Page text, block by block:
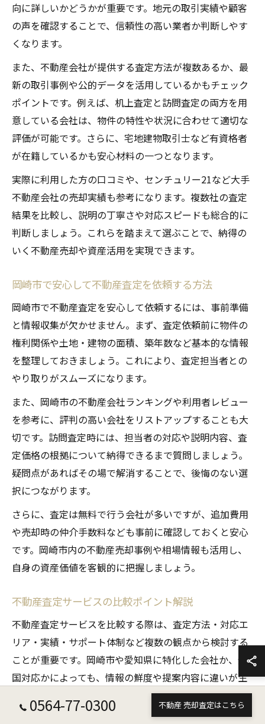
向に詳しいかどうかが重要です。地元の取引実績や顧客
の声を確認することで、信頼性の高い業者か判断しやす
くなります。
また、不動産会社が提供する査定方法が複数あるか、最
新の取引事例や公的データを活用しているかもチェック
ポイントです。例えば、机上査定と訪問査定の両方を用
意している会社は、物件の特性や状況に合わせて適切な
評価が可能です。さらに、宅地建物取引士など有資格者
が在籍しているかも安心材料の一つとなります。
実際に利用した方の口コミや、センチュリー21など大手
不動産会社の売却実績も参考になります。複数社の査定
結果を比較し、説明の丁寧さや対応スピードも総合的に
判断しましょう。これらを踏まえて選ぶことで、納得の
いく不動産売却や資産活用を実現できます。
岡崎市で安心して不動産査定を依頼する方法
岡崎市で不動産査定を安心して依頼するには、事前準備
と情報収集が欠かせません。まず、査定依頼前に物件の
権利関係や土地・建物の面積、築年数など基本的な情報
を整理しておきましょう。これにより、査定担当者との
やり取りがスムーズになります。
また、岡崎市の不動産会社ランキングや利用者レビュー
を参考に、評判の高い会社をリストアップすることも大
切です。訪問査定時には、担当者の対応や説明内容、査
定価格の根拠について納得できるまで質問しましょう。
疑問点があればその場で解消することで、後悔のない選
択につながります。
さらに、査定は無料で行う会社が多いですが、追加費用
や売却時の仲介手数料なども事前に確認しておくと安心
です。岡崎市内の不動産売却事例や相場情報も活用し、
自身の資産価値を客観的に把握しましょう。
不動産査定サービスの比較ポイント解説
不動産査定サービスを比較する際は、査定方法・対応エ
リア・実績・サポート体制など複数の観点から検討する
ことが重要です。岡崎市や愛知県に特化した会社か、全
国対応かによっても、情報の鮮度や提案内容に違いが生
例えば、センチュリー21のような大手は豊富な売却実績
0564-77-0300 不動産 売却査定はこちら